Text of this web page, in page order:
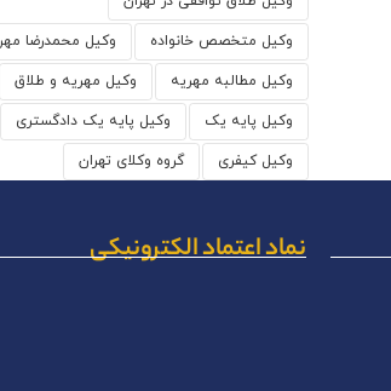
وکیل متخصص خانواده وکیل محمدرضا
وکیل مطالبه مهریه وکیل مهریه و طلاق
وکیل پایه یک وکیل پایه یک دادگستری
وکیل کیفری گروه وکلای تهران
نماد اعتماد الکترونیکی